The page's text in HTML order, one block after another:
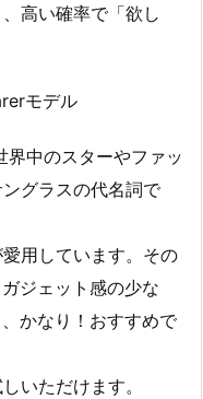
高い確率で「欲し
モデル
中のスターやファッ
グラスの代名詞で
用しています。その
ジェット感の少な
かなり！おすすめで
いただけます。